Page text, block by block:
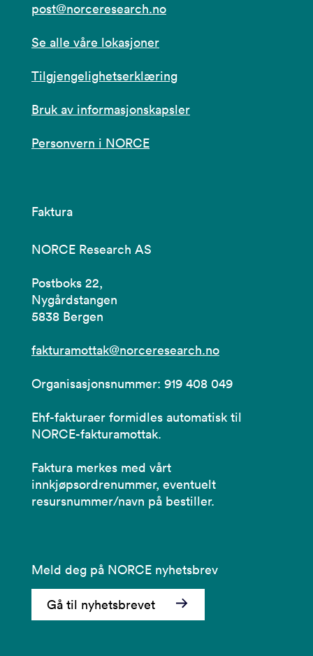
post@norceresearch.no
Se alle våre lokasjoner
Tilgjengelighetserklæring
Bruk av informasjonskapsler
Personvern i NORCE
Faktura
NORCE Research AS
Postboks 22,
Nygårdstangen
5838 Bergen
fakturamottak@norceresearch.no
Organisasjonsnummer: 919 408 049
Ehf-fakturaer formidles automatisk til
NORCE-fakturamottak.
Faktura merkes med vårt
innkjøpsordrenummer, eventuelt
resursnummer/navn på bestiller.
Meld deg på NORCE nyhetsbrev
Gå til nyhetsbrevet